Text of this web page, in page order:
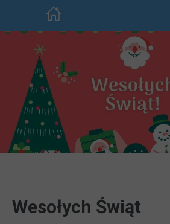
Wesołych Świąt